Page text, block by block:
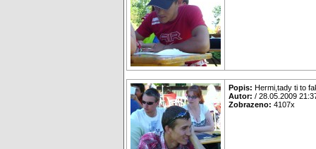
Popis: Hermi,tady ti to
Autor: / 28.05.2009
Zobrazeno: 4107x